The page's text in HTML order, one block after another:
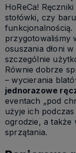
HoReCa!
stołówki, czy
funkcjonalnością.
przygotowaliśmy
osuszania dłoni
szczególnie
Równie dobrze
– wycierania
jednorazowe
eventach „pod
użyje ich
ogrodzie, a także
sprzątania.